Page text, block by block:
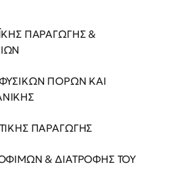
ΠΑΡΑΓΩΓΗΣ &
ΠΟΡΩΝ ΚΑΙ
ΠΑΡΑΓΩΓΗΣ
& ΔΙΑΤΡΟΦΗΣ ΤΟΥ